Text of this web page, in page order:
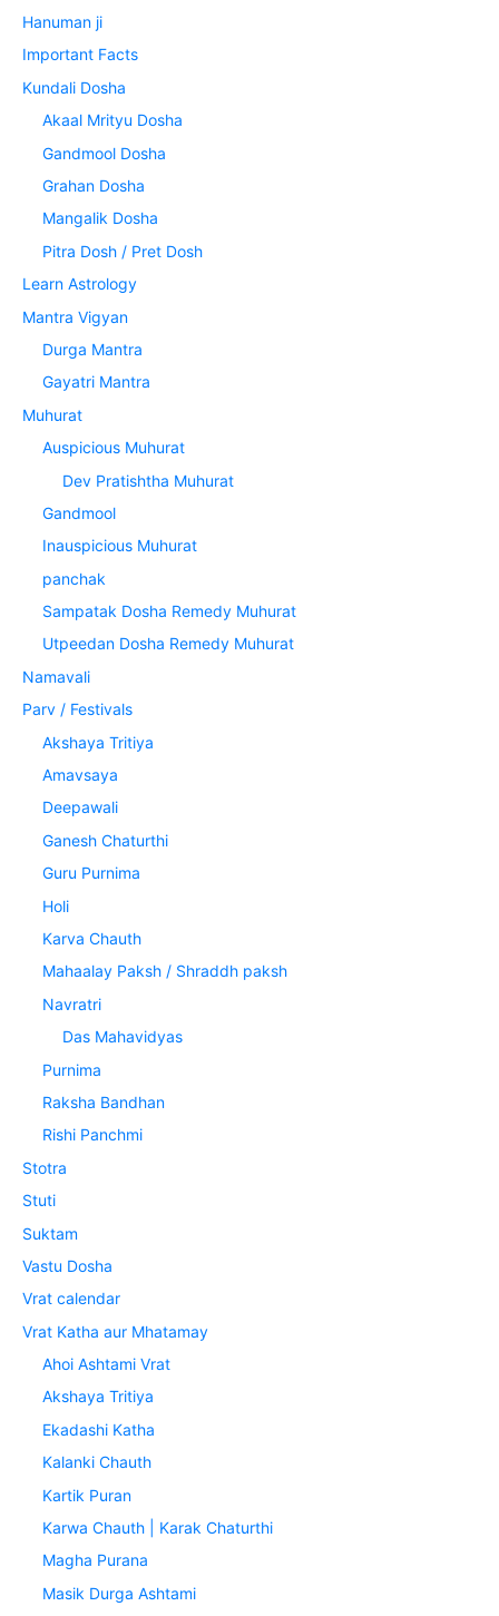
Hanuman ji
Important Facts
Kundali Dosha
Akaal Mrityu Dosha
Gandmool Dosha
Grahan Dosha
Mangalik Dosha
Pitra Dosh / Pret Dosh
Learn Astrology
Mantra Vigyan
Durga Mantra
Gayatri Mantra
Muhurat
Auspicious Muhurat
Dev Pratishtha Muhurat
Gandmool
Inauspicious Muhurat
panchak
Sampatak Dosha Remedy Muhurat
Utpeedan Dosha Remedy Muhurat
Namavali
Parv / Festivals
Akshaya Tritiya
Amavsaya
Deepawali
Ganesh Chaturthi
Guru Purnima
Holi
Karva Chauth
Mahaalay Paksh / Shraddh paksh
Navratri
Das Mahavidyas
Purnima
Raksha Bandhan
Rishi Panchmi
Stotra
Stuti
Suktam
Vastu Dosha
Vrat calendar
Vrat Katha aur Mhatamay
Ahoi Ashtami Vrat
Akshaya Tritiya
Ekadashi Katha
Kalanki Chauth
Kartik Puran
Karwa Chauth | Karak Chaturthi
Magha Purana
Masik Durga Ashtami